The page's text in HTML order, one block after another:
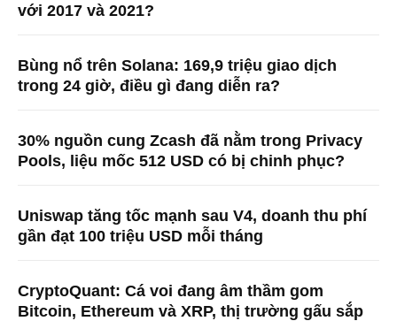
với 2017 và 2021?
Bùng nổ trên Solana: 169,9 triệu giao dịch
trong 24 giờ, điều gì đang diễn ra?
30% nguồn cung Zcash đã nằm trong Privacy
Pools, liệu mốc 512 USD có bị chinh phục?
Uniswap tăng tốc mạnh sau V4, doanh thu phí
gần đạt 100 triệu USD mỗi tháng
CryptoQuant: Cá voi đang âm thầm gom
Bitcoin, Ethereum và XRP, thị trường gấu sắp